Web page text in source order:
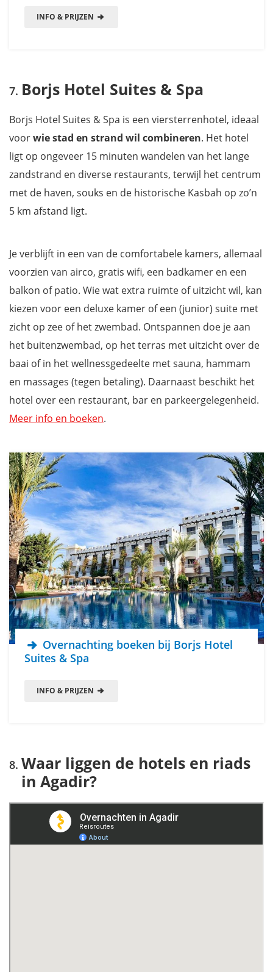
INFO & PRIJZEN
Borjs Hotel Suites & Spa
Borjs Hotel Suites & Spa is een viersterrenhotel, ideaal
voorwie stad en strand wil combineren. Het hotel
ligt op ongeveer 15 minuten wandelen van het lange
zandstrand en diverse restaurants, terwijl het centrum
met de haven, souks en de historische Kasbah op zo’n
5 km afstand ligt.
Je verblijft in een van de comfortabele kamers, allemaal
voorzien van airco, gratis wifi, een badkamer en een
balkon of patio. Wie wat extra ruimte of uitzicht wil, kan
kiezen voor een deluxe kamer of een (junior) suite met
zicht op zee of het zwembad. Ontspannen doe je aan
het buitenzwembad, op het terras met uitzicht over de
baai of in het wellnessgedeelte met sauna, hammam
en massages (tegen betaling). Daarnaast beschikt het
hotel over een restaurant, bar en parkeergelegenheid.
Meer info en boeken.
Overnachting boeken bij Borjs Hotel
Suites & Spa
INFO & PRIJZEN
Waar liggen de hotels en riads
in Agadir?